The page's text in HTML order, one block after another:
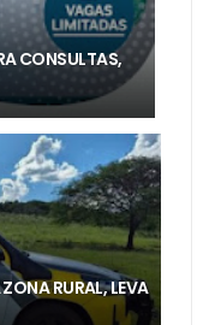
CONSULTAS,
RURAL, LEVA